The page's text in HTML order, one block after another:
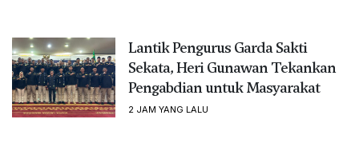
Lantik Pengurus Garda Sakti
Sekata, Heri Gunawan Tekankan
Pengabdian untuk Masyarakat
2 JAM YANG LALU